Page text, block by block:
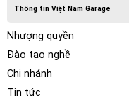
Thông tin Việt Nam Garage
Nhượng quyền
Đào tạo nghề
Chi nhánh
Tin tức